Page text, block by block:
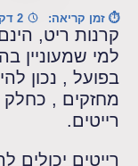
⏱ זמן קריאה:
קרנות ריט,
למי שמעוניין
בפועל , נכון
מחזקים ,
רייטים.
רייטים יכולים